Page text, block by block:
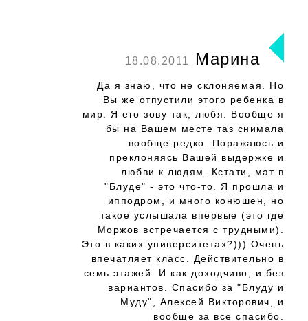
18.08.2011 Марина
Да я знаю, что не склоняемая. Но
Вы же отпустили этого ребенка в
мир. Я его зову так, любя. Вообще я
бы на Вашем месте таз снимала
вообще редко. Поражаюсь и
преклоняясь Вашей выдержке и
любви к людям. Кстати, мат в
"Блуде" - это что-то. Я прошла и
ипподром, и много конюшен, но
такое услышала впервые (это где
Моржов встречается с трудными).
Это в каких университетах?))) Очень
впечатляет класс. Действительно в
семь этажей. И как доходчиво, и без
вариантов. Спасибо за "Блуду и
Муду", Алексей Викторович, и
вообще за все спасибо.